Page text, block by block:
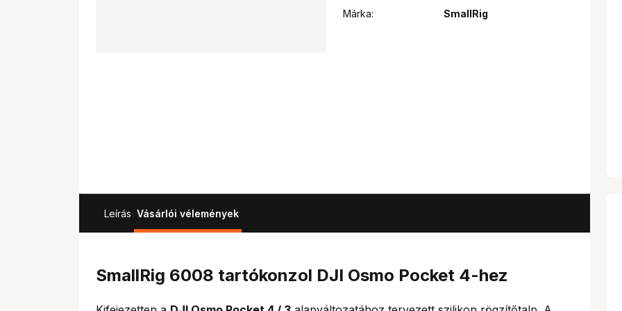
Márka:
SmallRig
Leírás Vásárlói vélemények
SmallRig 6008 tartókonzol DJI Osmo Pocket 4-hez